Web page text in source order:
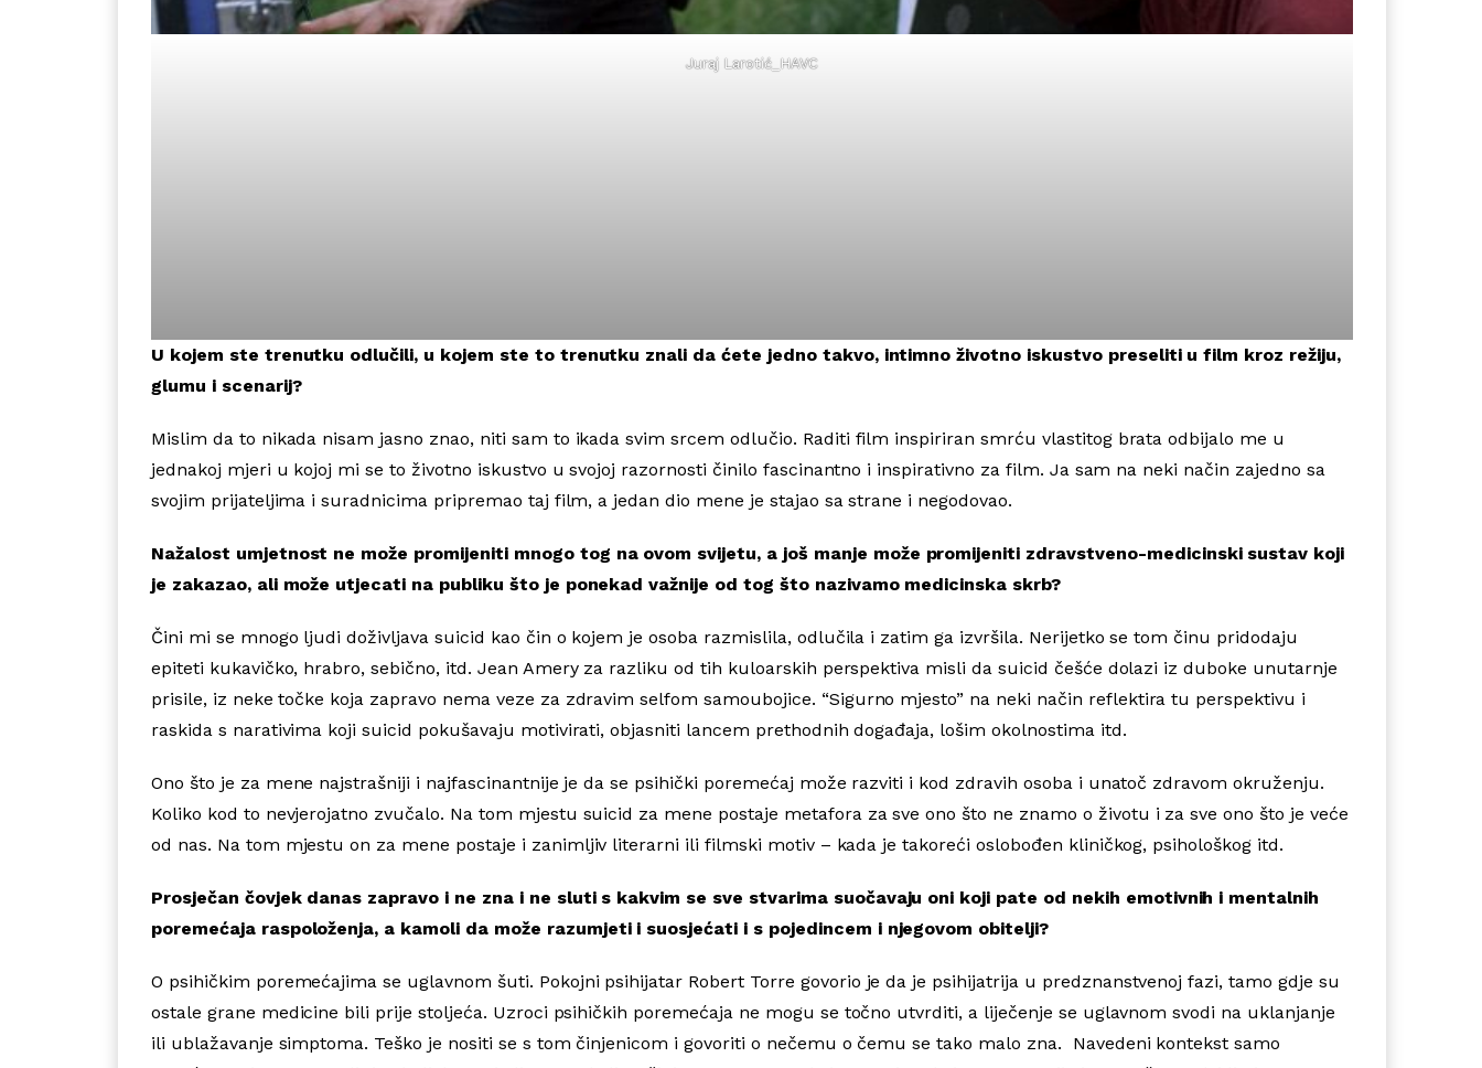
Juraj Larotić_HAVC
U kojem ste trenutku odlučili, u kojem ste to trenutku znali da ćete jedno takvo, intimno životno iskustvo preseliti u film kroz režiju,
glumu i scenarij?
Mislim da to nikada nisam jasno znao, niti sam to ikada svim srcem odlučio. Raditi film inspiriran smrću vlastitog brata odbijalo me u
jednakoj mjeri u kojoj mi se to životno iskustvo u svojoj razornosti činilo fascinantno i inspirativno za film. Ja sam na neki način zajedno sa
svojim prijateljima i suradnicima pripremao taj film, a jedan dio mene je stajao sa strane i negodovao.
Nažalost umjetnost ne može promijeniti mnogo tog na ovom svijetu, a još manje može promijeniti zdravstveno-medicinski sustav koji
je zakazao, ali može utjecati na publiku što je ponekad važnije od tog što nazivamo medicinska skrb?
Čini mi se mnogo ljudi doživljava suicid kao čin o kojem je osoba razmislila, odlučila i zatim ga izvršila. Nerijetko se tom činu pridodaju
epiteti kukavičko, hrabro, sebično, itd. Jean Amery za razliku od tih kuloarskih perspektiva misli da suicid češće dolazi iz duboke unutarnje
prisile, iz neke točke koja zapravo nema veze za zdravim selfom samoubojice. “Sigurno mjesto” na neki način reflektira tu perspektivu i
raskida s narativima koji suicid pokušavaju motivirati, objasniti lancem prethodnih događaja, lošim okolnostima itd.
Ono što je za mene najstrašniji i najfascinantnije je da se psihički poremećaj može razviti i kod zdravih osoba i unatoč zdravom okruženju.
Koliko kod to nevjerojatno zvučalo. Na tom mjestu suicid za mene postaje metafora za sve ono što ne znamo o životu i za sve ono što je veće
od nas. Na tom mjestu on za mene postaje i zanimljiv literarni ili filmski motiv – kada je takoreći oslobođen kliničkog, psihološkog itd.
Prosječan čovjek danas zapravo i ne zna i ne sluti s kakvim se sve stvarima suočavaju oni koji pate od nekih emotivnih i mentalnih
poremećaja raspoloženja, a kamoli da može razumjeti i suosjećati i s pojedincem i njegovom obitelji?
O psihičkim poremećajima se uglavnom šuti. Pokojni psihijatar Robert Torre govorio je da je psihijatrija u predznanstvenoj fazi, tamo gdje su
ostale grane medicine bili prije stoljeća. Uzroci psihičkih poremećaja ne mogu se točno utvrditi, a liječenje se uglavnom svodi na uklanjanje
ili ublažavanje simptoma. Teško je nositi se s tom činjenicom i govoriti o nečemu o čemu se tako malo zna. Navedeni kontekst samo